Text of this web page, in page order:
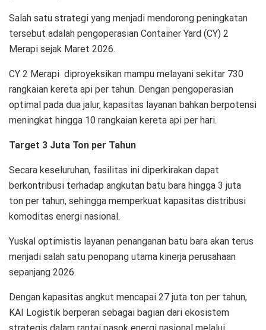
Salah satu strategi yang menjadi mendorong peningkatan
tersebut adalah pengoperasian Container Yard (CY) 2
Merapi sejak Maret 2026.
CY 2 Merapi diproyeksikan mampu melayani sekitar 730
rangkaian kereta api per tahun. Dengan pengoperasian
optimal pada dua jalur, kapasitas layanan bahkan berpotensi
meningkat hingga 10 rangkaian kereta api per hari.
Target 3 Juta Ton per Tahun
Secara keseluruhan, fasilitas ini diperkirakan dapat
berkontribusi terhadap angkutan batu bara hingga 3 juta
ton per tahun, sehingga memperkuat kapasitas distribusi
komoditas energi nasional.
Yuskal optimistis layanan penanganan batu bara akan terus
menjadi salah satu penopang utama kinerja perusahaan
sepanjang 2026.
Dengan kapasitas angkut mencapai 27 juta ton per tahun,
KAI Logistik berperan sebagai bagian dari ekosistem